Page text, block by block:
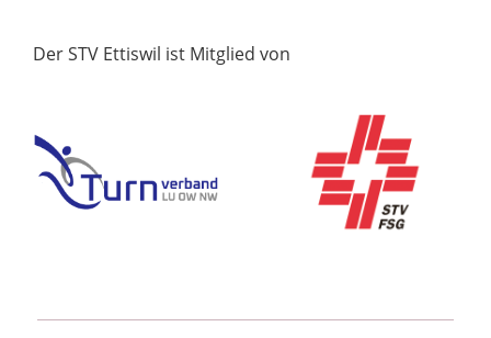
Der STV Ettiswil ist Mitglied von